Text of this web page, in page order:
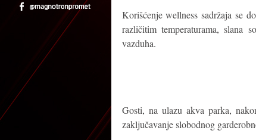
Korišćenje wellness sadržaja se
različitim temperaturama, slana
vazduha.
Gosti, na ulazu akva parka,
zaključavanje slobodnog